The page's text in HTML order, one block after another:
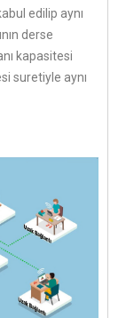
edilip aynı
derse
kapasitesi
suretiyle aynı